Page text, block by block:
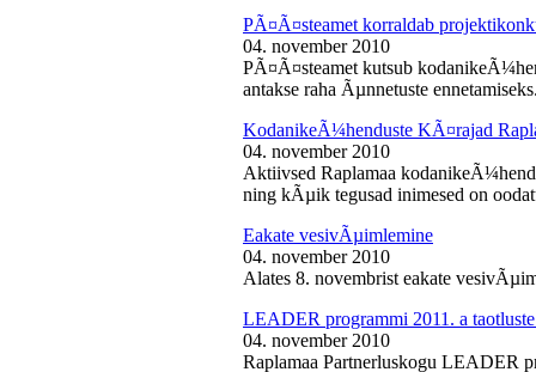
PÃ¤Ã¤steamet korraldab
04. november 2010
PÃ¤Ã¤steamet kutsub
antakse raha Ãµnnetuste
KodanikeÃ¼henduste KÃ¤rajad
04. november 2010
Aktiivsed Raplamaa
ning kÃµik tegusad inimesed on
Eakate vesivÃµimlemine
04. november 2010
Alates 8. novembrist eakate
LEADER programmi 2011. a
04. november 2010
Raplamaa Partnerluskogu LEADER